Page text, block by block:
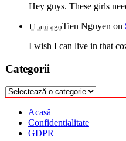
Hey guys. These girls
11 ani agoTien Nguyen on
I wish I can live in that
Categorii
Categorii
Acasă
Confidentialitate
GDPR